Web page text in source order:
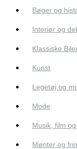
Bøger og
Interiør og
Klassiske
Kunst
Legetøj og
Mode
Musik, film
Mønter og